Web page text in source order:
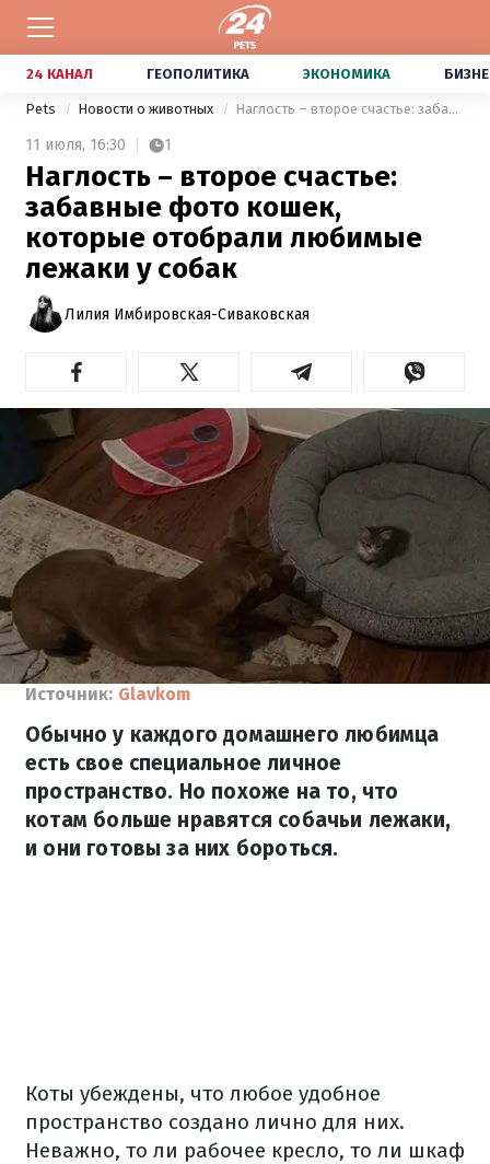
24 КАНАЛ ГЕОПОЛИТИКА ЭКОНОМИКА
Pets Новости о животных Наглость – второе счастье: забавные фото кошек, которые отобрали любимые лежаки у собак
11 июля, 16:30 1
Наглость – второе счастье:
забавные фото кошек,
которые отобрали любимые
лежаки у собак
Лилия Имбировская-Сиваковская
Источник: Glavkom
Обычно у каждого домашнего любимца
есть свое специальное личное
пространство. Но похоже на то, что
котам больше нравятся собачьи лежаки,
и они готовы за них бороться.
Коты убеждены, что любое удобное
пространство создано лично для них.
Неважно, то ли рабочее кресло, то ли шкаф